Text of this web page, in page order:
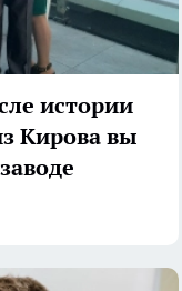
истории
Кирова вы